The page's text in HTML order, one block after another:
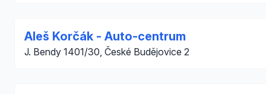
Aleš Korčák - Auto-centrum
J. Bendy 1401/30, České Budějovice 2